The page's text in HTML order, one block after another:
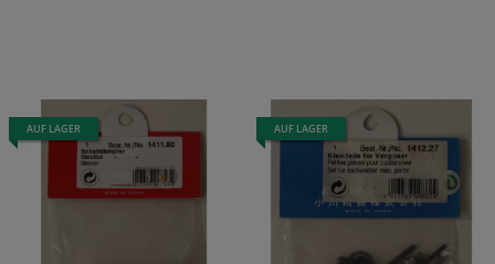
AUF LAGER AUF LAGER